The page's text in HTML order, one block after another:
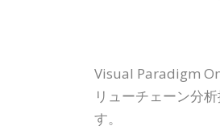
Visual Paradigm
リューチェーン分
す。